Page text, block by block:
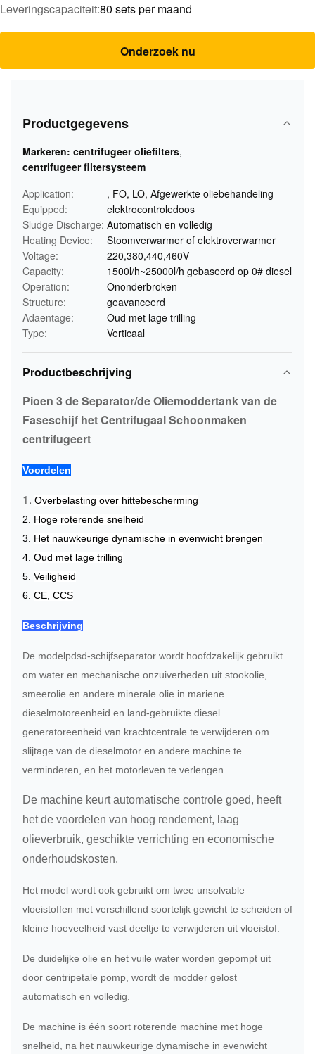
Leveringscapaciteit:80 sets per maand
Onderzoek nu
Productgegevens
Markeren: centrifugeer oliefilters,
centrifugeer filtersysteem
Application:
, FO, LO, Afgewerkte oliebehandeling
Equipped:
elektrocontroledoos
Sludge Discharge: Automatisch en volledig
Heating Device:
Stoomverwarmer of elektroverwarmer
Voltage:
220,380,440,460V
Capacity:
1500l/h~25000l/h gebaseerd op 0# diesel
Operation:
Ononderbroken
Structure:
geavanceerd
Adaentage:
Oud met lage trilling
Type:
Verticaal
Productbeschrijving
Pioen 3 de Separator/de Oliemoddertank van de
Faseschijf het Centrifugaal Schoonmaken
centrifugeert
Voordelen
1. Overbelasting over hittebescherming
2. Hoge roterende snelheid
3. Het nauwkeurige dynamische in evenwicht brengen
4. Oud met lage trilling
5. Veiligheid
6. CE, CCS
Beschrijving
De modelpdsd-schijfseparator wordt hoofdzakelijk gebruikt
om water en mechanische onzuiverheden uit stookolie,
smeerolie en andere minerale olie in mariene
dieselmotoreenheid en land-gebruikte diesel
generatoreenheid van krachtcentrale te verwijderen om
slijtage van de dieselmotor en andere machine te
verminderen, en het motorleven te verlengen.
De machine keurt automatische controle goed, heeft
het de voordelen van hoog rendement, laag
olieverbruik, geschikte verrichting en economische
onderhoudskosten.
Het model wordt ook gebruikt om twee unsolvable
vloeistoffen met verschillend soortelijk gewicht te scheiden of
kleine hoeveelheid vast deeltje te verwijderen uit vloeistof.
De duidelijke olie en het vuile water worden gepompt uit
door centripetale pomp, wordt de modder gelost
automatisch en volledig.
De machine is één soort roterende machine met hoge
snelheid, na het nauwkeurige dynamische in evenwicht